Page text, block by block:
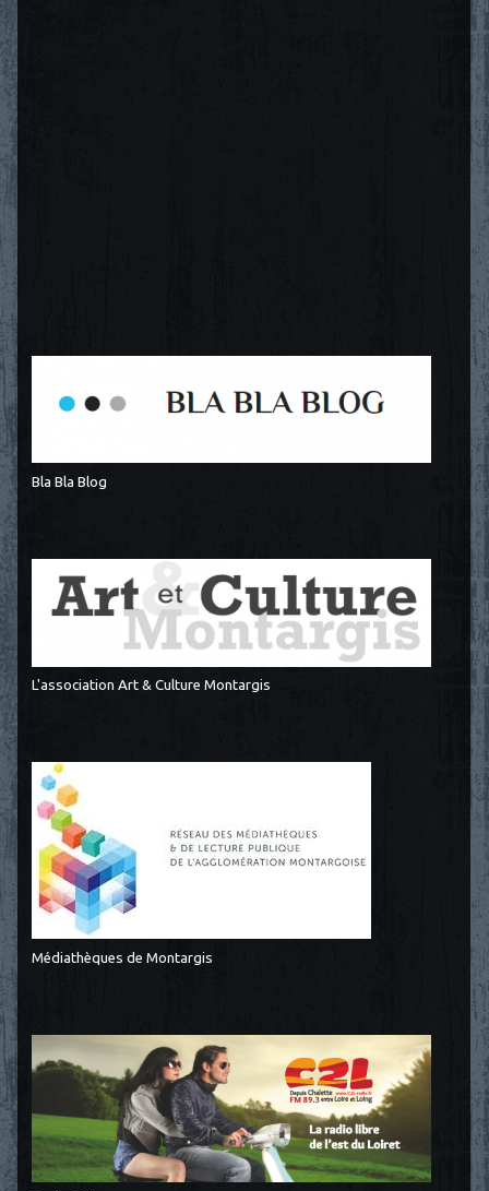
Bla Bla Blog
L'association Art & Culture Montargis
Médiathèques de Montargis